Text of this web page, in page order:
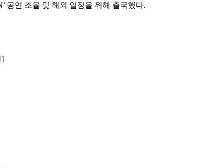
공연 조율 및 해외 일정을 위해 출국했다.
]